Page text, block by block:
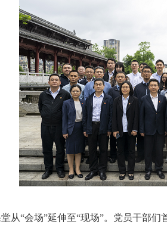
从“会场”延伸至“现场”。党员干部